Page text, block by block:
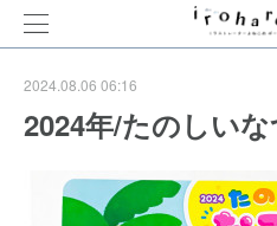
2024.08.06 06:16
2024年/たのしい